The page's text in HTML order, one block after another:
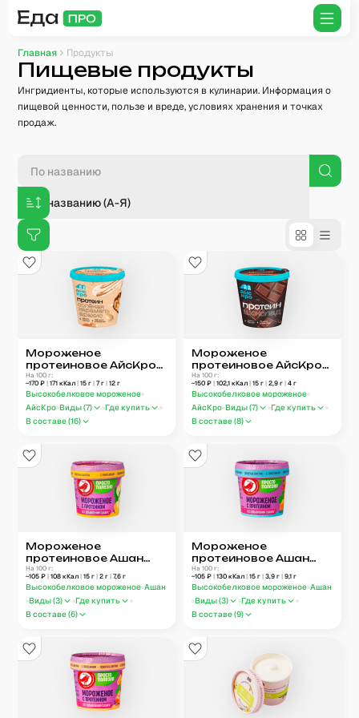
Главная Продукты
Пищевые продукты
Ингридиенты, которые используются в кулинарии. Информация о
пищевой ценности, пользе и вреде, условиях хранения и точках
продаж.
По названию (А-Я)
Мороженое
протеиновое АйсКро
Соленая карамель
75 г
На 100 г:
~170 ₽| 171 кКал| 15 г| 7г| 12 г
Высокобелковое мороженое
АйсКро Виды (7)
Где купить
В составе (16)
Мороженое
протеиновое АйсКро
Шоколад 75 г
На 100 г:
~150 ₽ | 102,1 кКал | 15 г | 2,9 г | 4 г
Высокобелковое мороженое
АйсКро Виды (7)
Где купить
В составе (8)
Мороженое
протеиновое Ашан
Красная Птица Банан
На 100 г:
~105 ₽| 108 кКал| 15 г| 2 г| 7,6 г
Высокобелковое мороженое Ашан
Виды (3)
Где купить
В составе (6)
Мороженое
протеиновое Ашан
Красная Птица
Мятная тыква
На 100 г:
~105 ₽ | 130 кКал | 15 г | 3,9 г | 9,1 г
Высокобелковое мороженое Ашан
Виды (3)
Где купить
В составе (9)